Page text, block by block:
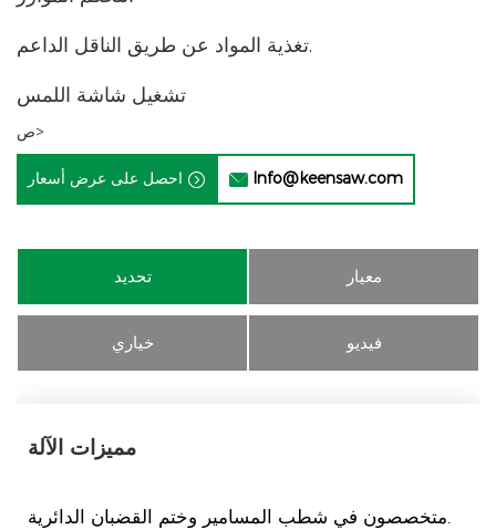
تغذية المواد عن طريق الناقل الداعم.
تشغيل شاشة اللمس
ص>
  Info@keensaw.com
تحديد معيار
خياري فيديو
مميزات الآلة